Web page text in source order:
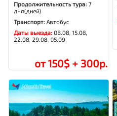
Продолжительность тура:7
дня(дней)
Транспорт:Автобус
Даты выезда:08.08, 15.08,
22.08, 29.08, 05.09
от 150$ + 300р.